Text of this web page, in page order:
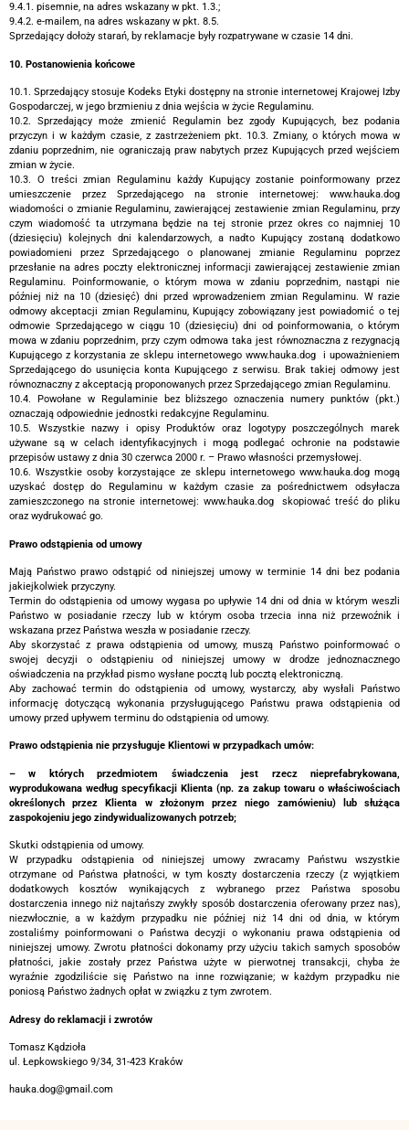
9.4.1. pisemnie, na adres wskazany w pkt. 1.3.;
9.4.2. e-mailem, na adres wskazany w pkt. 8.5.
Sprzedający dołoży starań, by reklamacje były rozpatrywane w czasie 14 dni.
10. Postanowienia końcowe
10.1. Sprzedający stosuje Kodeks Etyki dostępny na stronie internetowej Krajowej Izby
Gospodarczej, w jego brzmieniu z dnia wejścia w życie Regulaminu.
10.2. Sprzedający może zmienić Regulamin bez zgody Kupujących, bez podania
przyczyn i w każdym czasie, z zastrzeżeniem pkt. 10.3. Zmiany, o których mowa w
zdaniu poprzednim, nie ograniczają praw nabytych przez Kupujących przed wejściem
zmian w życie.
10.3. O treści zmian Regulaminu każdy Kupujący zostanie poinformowany przez
umieszczenie przez Sprzedającego na stronie internetowej: www.hauka.dog
wiadomości o zmianie Regulaminu, zawierającej zestawienie zmian Regulaminu, przy
czym wiadomość ta utrzymana będzie na tej stronie przez okres co najmniej 10
(dziesięciu) kolejnych dni kalendarzowych, a nadto Kupujący zostaną dodatkowo
powiadomieni przez Sprzedającego o planowanej zmianie Regulaminu poprzez
przesłanie na adres poczty elektronicznej informacji zawierającej zestawienie zmian
Regulaminu. Poinformowanie, o którym mowa w zdaniu poprzednim, nastąpi nie
później niż na 10 (dziesięć) dni przed wprowadzeniem zmian Regulaminu. W razie
odmowy akceptacji zmian Regulaminu, Kupujący zobowiązany jest powiadomić o tej
odmowie Sprzedającego w ciągu 10 (dziesięciu) dni od poinformowania, o którym
mowa w zdaniu poprzednim, przy czym odmowa taka jest równoznaczna z rezygnacją
Kupującego z korzystania ze sklepu internetowego www.hauka.dog i upoważnieniem
Sprzedającego do usunięcia konta Kupującego z serwisu. Brak takiej odmowy jest
równoznaczny z akceptacją proponowanych przez Sprzedającego zmian Regulaminu.
10.4. Powołane w Regulaminie bez bliższego oznaczenia numery punktów (pkt.)
oznaczają odpowiednie jednostki redakcyjne Regulaminu.
10.5. Wszystkie nazwy i opisy Produktów oraz logotypy poszczególnych marek
używane są w celach identyfikacyjnych i mogą podlegać ochronie na podstawie
przepisów ustawy z dnia 30 czerwca 2000 r. – Prawo własności przemysłowej.
10.6. Wszystkie osoby korzystające ze sklepu internetowego www.hauka.dog mogą
uzyskać dostęp do Regulaminu w każdym czasie za pośrednictwem odsyłacza
zamieszczonego na stronie internetowej: www.hauka.dog skopiować treść do pliku
oraz wydrukować go.
Prawo odstąpienia od umowy
Mają Państwo prawo odstąpić od niniejszej umowy w terminie 14 dni bez podania
jakiejkolwiek przyczyny.
Termin do odstąpienia od umowy wygasa po upływie 14 dni od dnia w którym weszli
Państwo w posiadanie rzeczy lub w którym osoba trzecia inna niż przewoźnik i
wskazana przez Państwa weszła w posiadanie rzeczy.
Aby skorzystać z prawa odstąpienia od umowy, muszą Państwo poinformować o
swojej decyzji o odstąpieniu od niniejszej umowy w drodze jednoznacznego
oświadczenia na przykład pismo wysłane pocztą lub pocztą elektroniczną.
Aby zachować termin do odstąpienia od umowy, wystarczy, aby wysłali Państwo
informację dotyczącą wykonania przysługującego Państwu prawa odstąpienia od
umowy przed upływem terminu do odstąpienia od umowy.
Prawo odstąpienia nie przysługuje Klientowi w przypadkach umów:
– w których przedmiotem świadczenia jest rzecz nieprefabrykowana,
wyprodukowana według specyfikacji Klienta (np. za zakup towaru o właściwościach
określonych przez Klienta w złożonym przez niego zamówieniu) lub służąca
zaspokojeniu jego zindywidualizowanych potrzeb;
Skutki odstąpienia od umowy.
W przypadku odstąpienia od niniejszej umowy zwracamy Państwu wszystkie
otrzymane od Państwa płatności, w tym koszty dostarczenia rzeczy (z wyjątkiem
dodatkowych kosztów wynikających z wybranego przez Państwa sposobu
dostarczenia innego niż najtańszy zwykły sposób dostarczenia oferowany przez nas),
niezwłocznie, a w każdym przypadku nie później niż 14 dni od dnia, w którym
zostaliśmy poinformowani o Państwa decyzji o wykonaniu prawa odstąpienia od
niniejszej umowy. Zwrotu płatności dokonamy przy użyciu takich samych sposobów
płatności, jakie zostały przez Państwa użyte w pierwotnej transakcji, chyba że
wyraźnie zgodziliście się Państwo na inne rozwiązanie; w każdym przypadku nie
poniosą Państwo żadnych opłat w związku z tym zwrotem.
Adresy do reklamacji i zwrotów
Tomasz Kądzioła
ul. Łepkowskiego 9/34, 31-423 Kraków
hauka.dog@gmail.com